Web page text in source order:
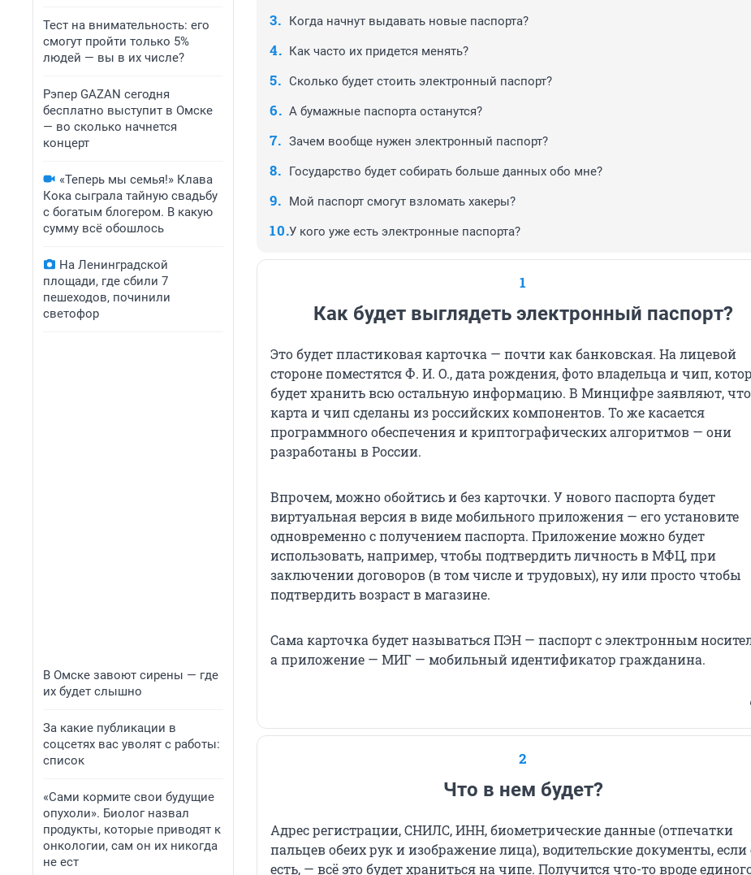
Тест на внимательность: его
смогут пройти только 5%
людей — вы в их числе?
Рэпер GAZAN сегодня
бесплатно выступит в Омске
— во сколько начнется
концерт
«Теперь мы семья!» Клава
Кока сыграла тайную свадьбу
с богатым блогером. В какую
сумму всё обошлось
На Ленинградской
площади, где сбили 7
пешеходов, починили
светофор
В Омске завоют сирены — где
их будет слышно
За какие публикации в
соцсетях вас уволят с работы:
список
«Сами кормите свои будущие
опухоли». Биолог назвал
продукты, которые приводят к
онкологии, сам он их никогда
не ест
Когда начнут выдавать новые паспорта?
Как часто их придется менять?
Сколько будет стоить электронный паспорт?
А бумажные паспорта останутся?
Зачем вообще нужен электронный паспорт?
Государство будет собирать больше данных обо мне?
Мой паспорт смогут взломать хакеры?
У кого уже есть электронные паспорта?
1
Как будет выглядеть электронный паспорт?
Это будет пластиковая карточка — почти как банковская. На лицевой
стороне поместятся Ф. И. О., дата рождения, фото владельца и чип,
будет хранить всю остальную информацию. В Минцифре заявляют, что
карта и чип сделаны из российских компонентов. То же касается
программного обеспечения и криптографических алгоритмов — они
разработаны в России.
Впрочем, можно обойтись и без карточки. У нового паспорта будет
виртуальная версия в виде мобильного приложения — его установите
одновременно с получением паспорта. Приложение можно будет
использовать, например, чтобы подтвердить личность в МФЦ, при
заключении договоров (в том числе и трудовых), ну или просто чтобы
подтвердить возраст в магазине.
Сама карточка будет называться ПЭН — паспорт с электронным
а приложение — МИГ — мобильный идентификатор гражданина.
2
Что в нем будет?
Адрес регистрации, СНИЛС, ИНН, биометрические данные (отпечатки
пальцев обеих рук и изображение лица), водительские документы,
есть, — всё это будет храниться на чипе. Получится что-то вроде